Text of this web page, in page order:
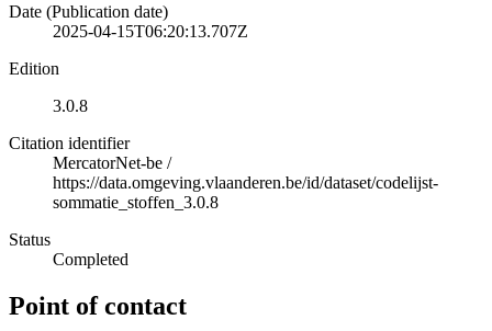
Date (Publication date)
2025-04-15T06:20:13.707Z
Edition
3.0.8
Citation identifier
MercatorNet-be /
https://data.omgeving.vlaanderen.be/id/dataset/codelijst-
sommatie_stoffen_3.0.8
Status
Completed
Point of contact